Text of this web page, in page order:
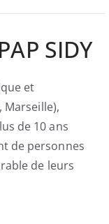
SIDY
et
de 10 ans
de personnes
de leurs